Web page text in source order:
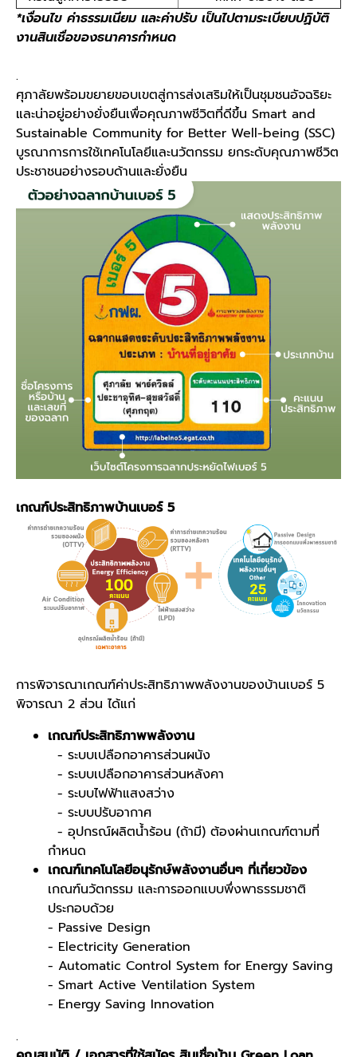
*เงื่อนไข ค่าธรรมเนียม และค่าปรับ เป็นไปตามระเบียบปฏิบัติ
งานสินเชื่อของธนาคารกำหนด
.
ศุภาลัยพร้อมขยายขอบเขตสู่การส่งเสริมให้เป็นชุมชนอัจฉริยะ
และน่าอยู่อย่างยั่งยืนเพื่อคุณภาพชีวิตที่ดีขึ้น Smart and
Sustainable Community for Better Well-being (SSC)
บูรณาการการใช้เทคโนโลยีและนวัตกรรม ยกระดับคุณภาพชีวิต
ประชาชนอย่างรอบด้านและยั่งยืน
เกณฑ์ประสิทธิภาพบ้านเบอร์ 5
การพิจารณาเกณฑ์ค่าประสิทธิภาพพลังงานของบ้านเบอร์ 5
พิจารณา 2 ส่วน ได้แก่
เกณฑ์ประสิทธิภาพพลังงาน
- ระบบเปลือกอาคารส่วนผนัง
- ระบบเปลือกอาคารส่วนหลังคา
- ระบบไฟฟ้าแสงสว่าง
- ระบบปรับอากาศ
- อุปกรณ์ผลิตน้ำร้อน (ถ้ามี) ต้องผ่านเกณฑ์ตามที่
กำหนด
เกณฑ์เทคโนโลยีอนุรักษ์พลังงานอื่นๆ ที่เกี่ยวข้อง
เกณฑ์นวัตกรรม และการออกแบบพึ่งพาธรรมชาติ
ประกอบด้วย
- Passive Design
- Electricity Generation
- Automatic Control System for Energy Saving
- Smart Active Ventilation System
- Energy Saving Innovation
.